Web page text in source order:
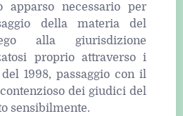
necessario per
della materia del
alla giurisdizione
proprio attraverso i
1998, passaggio con il
dei giudici del
sensibilmente.